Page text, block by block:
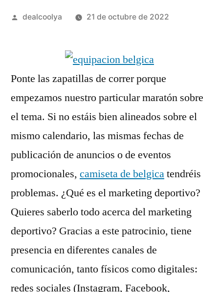
Publicado
dealcoolya 21 de octubre de 2022
Ponte las zapatillas de correr porque
empezamos nuestro particular maratón sobre
el tema. Si no estáis bien alineados sobre el
mismo calendario, las mismas fechas de
publicación de anuncios o de eventos
promocionales, camiseta de belgicatendréis
problemas. ¿Qué es el marketing deportivo?
Quieres saberlo todo acerca del marketing
deportivo? Gracias a este patrocinio, tiene
presencia en diferentes canales de
comunicación, tanto físicos como digitales:
redes sociales (Instagram, Facebook,